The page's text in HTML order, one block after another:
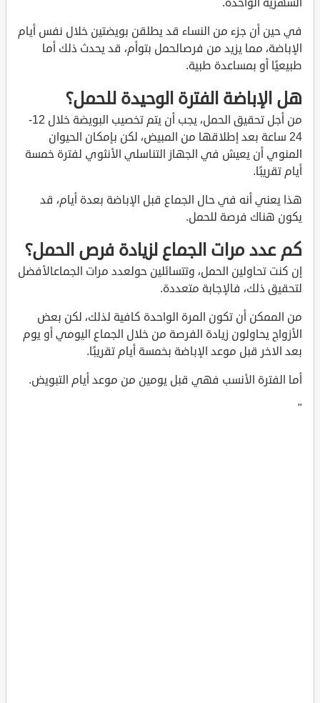
في حين أن جزء من النساء قد يطلقن بويضتين خلال نفس أيام
الإباضة، مما يزيد من فرصالحمل بتوأم، قد يحدث ذلك أما
طبيعيًا أو بمساعدة طبية.
هل الإباضة الفترة الوحيدة للحمل؟
من أجل تحقيق الحمل، يجب أن يتم تخصيب البويضة خلال 12-
24 ساعة بعد إطلاقها من المبيض، لكن بإمكان الحيوان
المنوي أن يعيش في الجهاز التناسلي الأنثوي لفترة خمسة
أيام تقريبًا.
هذا يعني أنه في حال الجماع قبل الإباضة بعدة أيام، قد
يكون هناك فرصة للحمل.
كم عدد مرات الجماع لزيادة فرص الحمل؟
إن كنت تحاولين الحمل، وتتسائلين حولعدد مرات الجماعالأفضل
لتحقيق ذلك، فالإجابة متعددة.
من الممكن أن تكون المرة الواحدة كافية لذلك، لكن بعض
الأزواج يحاولون زيادة الفرصة من خلال الجماع اليومي أو يوم
بعد الاخر قبل موعد الإباضة بخمسة أيام تقريبًا.
أما الفترة الأنسب فهي قبل يومين من موعد أيام التبويض.
"